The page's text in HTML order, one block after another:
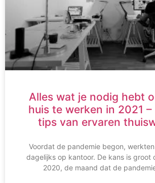
Alles wat je nodig hebt
huis te werken in 2021
tips van ervaren
Voordat de pandemie begon,
dagelijks op kantoor. De kans is groot
2020, de maand dat de